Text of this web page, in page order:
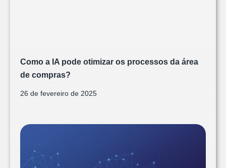
Como a IA pode otimizar os processos da área
de compras?
26 de fevereiro de 2025